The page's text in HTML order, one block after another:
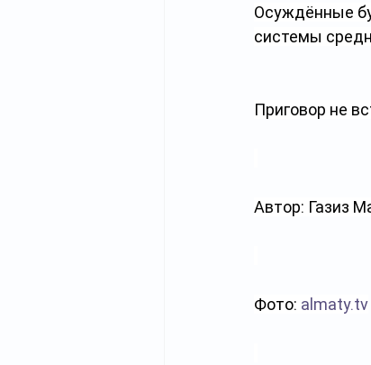
Осуждённые
системы
Приговор не
Автор: Газиз
Фото: almaty.tv